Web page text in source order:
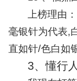
上榜理由
毫银针为代表,
直如针/色白如
3、懂行